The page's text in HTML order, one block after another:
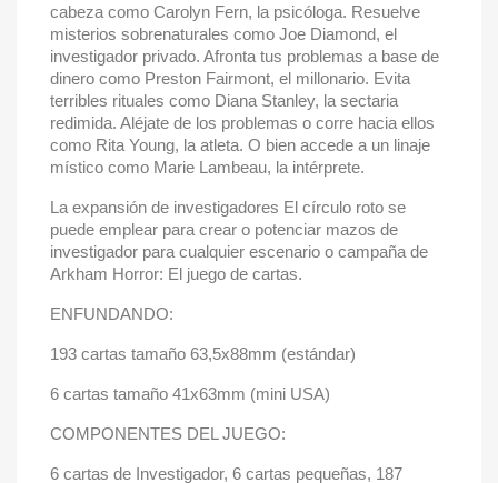
cabeza como Carolyn Fern, la psicóloga. Resuelve
misterios sobrenaturales como Joe Diamond, el
investigador privado. Afronta tus problemas a base de
dinero como Preston Fairmont, el millonario. Evita
terribles rituales como Diana Stanley, la sectaria
redimida. Aléjate de los problemas o corre hacia ellos
como Rita Young, la atleta. O bien accede a un linaje
místico como Marie Lambeau, la intérprete.
La expansión de investigadores El círculo roto se
puede emplear para crear o potenciar mazos de
investigador para cualquier escenario o campaña de
Arkham Horror: El juego de cartas.
ENFUNDANDO:
193 cartas tamaño 63,5x88mm (estándar)
6 cartas tamaño 41x63mm (mini USA)
COMPONENTES DEL JUEGO:
6 cartas de Investigador, 6 cartas pequeñas, 187